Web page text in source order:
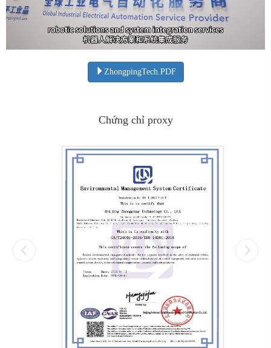
ZhongpingTech.PDF
Chứng chỉ proxy